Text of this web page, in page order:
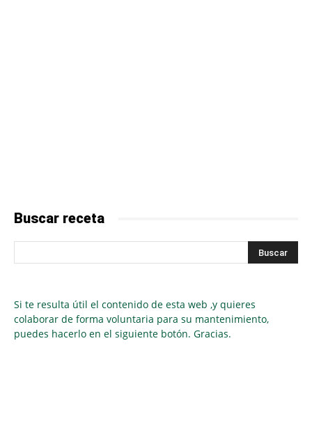
Buscar receta
Si te resulta útil el contenido de esta web ,y quieres
colaborar de forma voluntaria para su mantenimiento,
puedes hacerlo en el siguiente botón. Gracias.